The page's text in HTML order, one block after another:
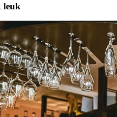
leuk